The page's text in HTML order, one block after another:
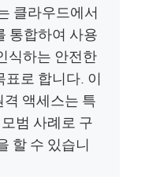
클라우드에서
통합하여 사용
식하는 안전한
로 합니다. 이
격 액세스는 특
범 사례로 구
할 수 있습니